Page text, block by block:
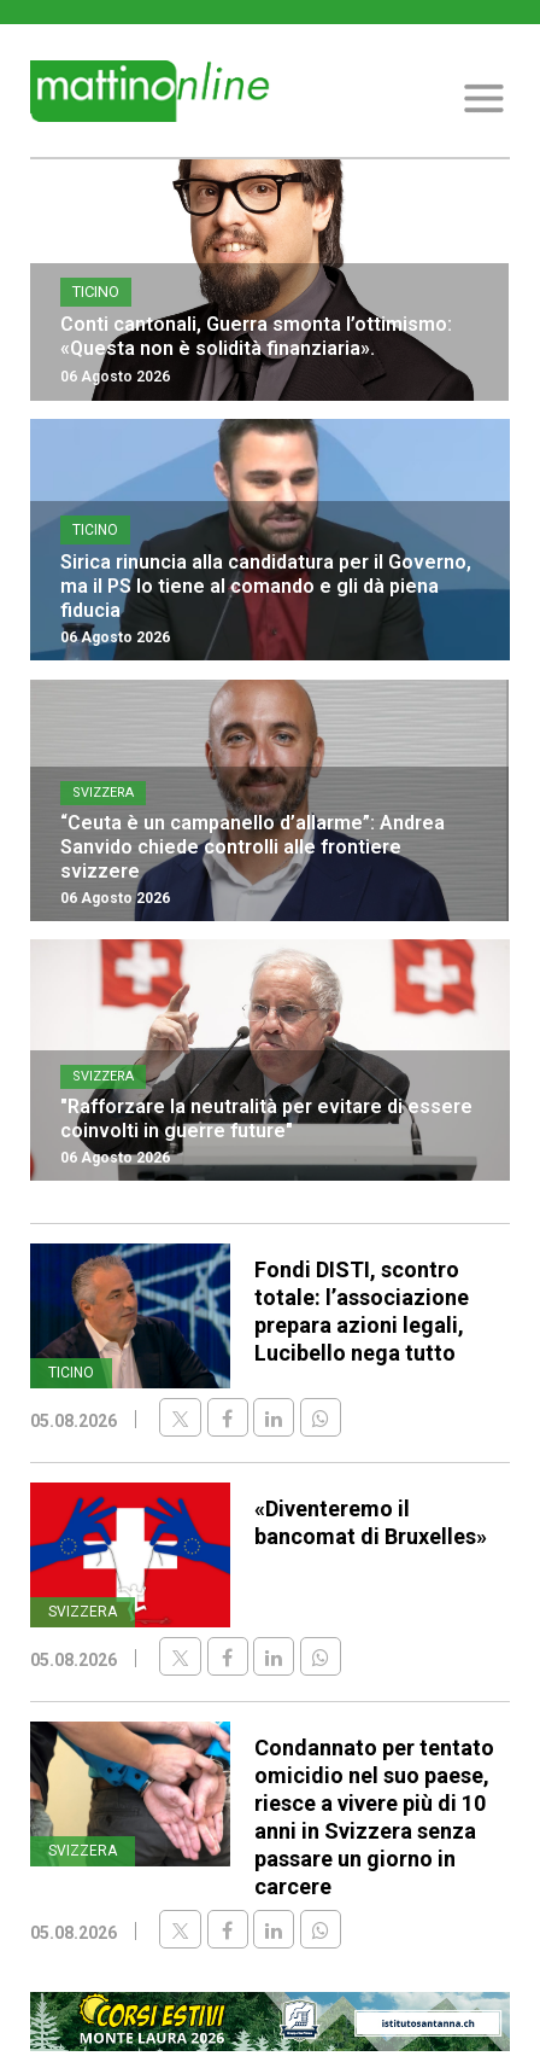
TICINO
Conti cantonali, Guerra smonta l’ottimismo:
«Questa non è solidità finanziaria».
06 Agosto 2026
TICINO
Sirica rinuncia alla candidatura per il Governo,
ma il PS lo tiene al comando e gli dà piena
fiducia
06 Agosto 2026
SVIZZERA
“Ceuta è un campanello d’allarme”: Andrea
Sanvido chiede controlli alle frontiere
svizzere
06 Agosto 2026
SVIZZERA
"Rafforzare la neutralità per evitare di essere
coinvolti in guerre future"
06 Agosto 2026
TICINO
Fondi DISTI, scontro
totale: l’associazione
prepara azioni legali,
Lucibello nega tutto
05.08.2026
SVIZZERA
«Diventeremo il
bancomat di Bruxelles»
05.08.2026
SVIZZERA
Condannato per tentato
omicidio nel suo paese,
riesce a vivere più di 10
anni in Svizzera senza
passare un giorno in
carcere
05.08.2026